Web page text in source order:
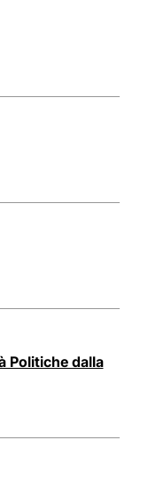
Politiche dalla